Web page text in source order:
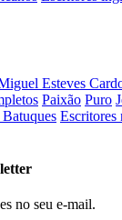
Esteves
Paixão Puro
Escritores
no seu e-mail.